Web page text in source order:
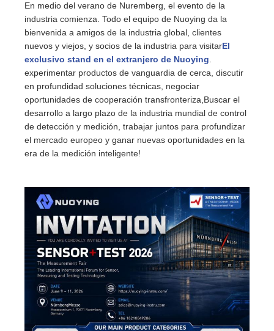
En medio del verano de Nuremberg, el evento de la
industria comienza. Todo el equipo de Nuoying da la
bienvenida a amigos de la industria global, clientes
nuevos y viejos, y socios de la industria para visitarEl
exclusivo stand en el extranjero de Nuoying
experimentar productos de vanguardia de cerca, discutir
en profundidad soluciones técnicas, negociar
oportunidades de cooperación transfronteriza,Buscar el
desarrollo a largo plazo de la industria mundial de control
de detección y medición, trabajar juntos para profundizar
el mercado europeo y ganar nuevas oportunidades en la
era de la medición inteligente!